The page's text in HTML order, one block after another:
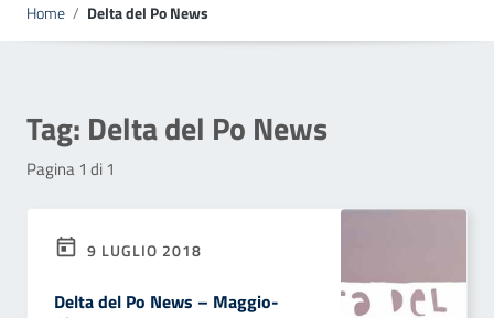
Home / Delta del Po News
Tag: Delta del Po News
Pagina 1 di 1
9 LUGLIO 2018
Delta del Po News – Maggio-